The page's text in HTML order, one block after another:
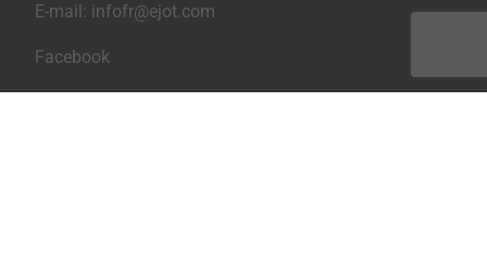
E-mail: infofr@ejot.com
Facebook